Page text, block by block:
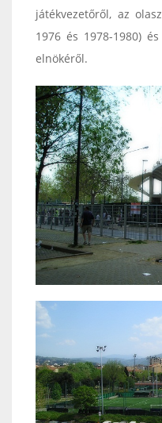
játékvezetőről, az
1976 és 1978-1980)
elnökéről.